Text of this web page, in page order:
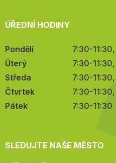
ÚŘEDNÍ HODINY
Pondělí
7:30-
Úterý
7:30-
Středa
7:30-
Čtvrtek
7:30-
Pátek
7:30-11:30
SLEDUJTE NAŠE MĚSTO